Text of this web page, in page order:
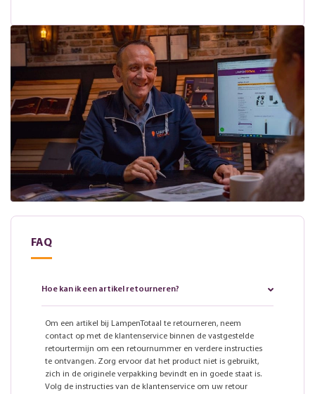
FAQ
Hoe kan ik een artikel retourneren?
Om een artikel bij LampenTotaal te retourneren, neem
contact op met de klantenservice binnen de vastgestelde
retourtermijn om een retournummer en verdere instructies
te ontvangen. Zorg ervoor dat het product niet is gebruikt,
zich in de originele verpakking bevindt en in goede staat is.
Volg de instructies van de klantenservice om uw retour